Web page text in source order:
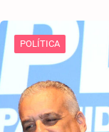
POLÍTICA